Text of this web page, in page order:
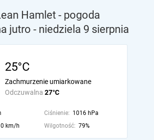
Hamlet - pogoda
jutro - niedziela 9 sierpnia
25°C
Odczuwalna 27°C
Zachmurzenie umiarkowane
Ciśnienie: 1016 hPa
km/h Wilgotność: 79%